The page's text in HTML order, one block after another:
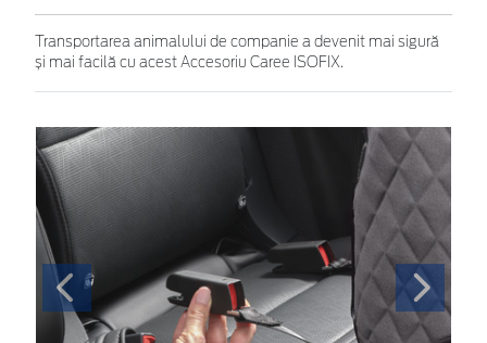
Transportarea animalului de companie a devenit mai sigură
și mai facilă cu acest Accesoriu Caree ISOFIX.